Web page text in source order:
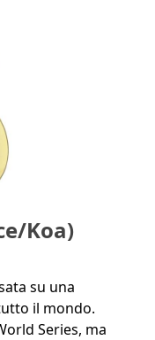
Koa)
su una
il mondo.
Series, ma